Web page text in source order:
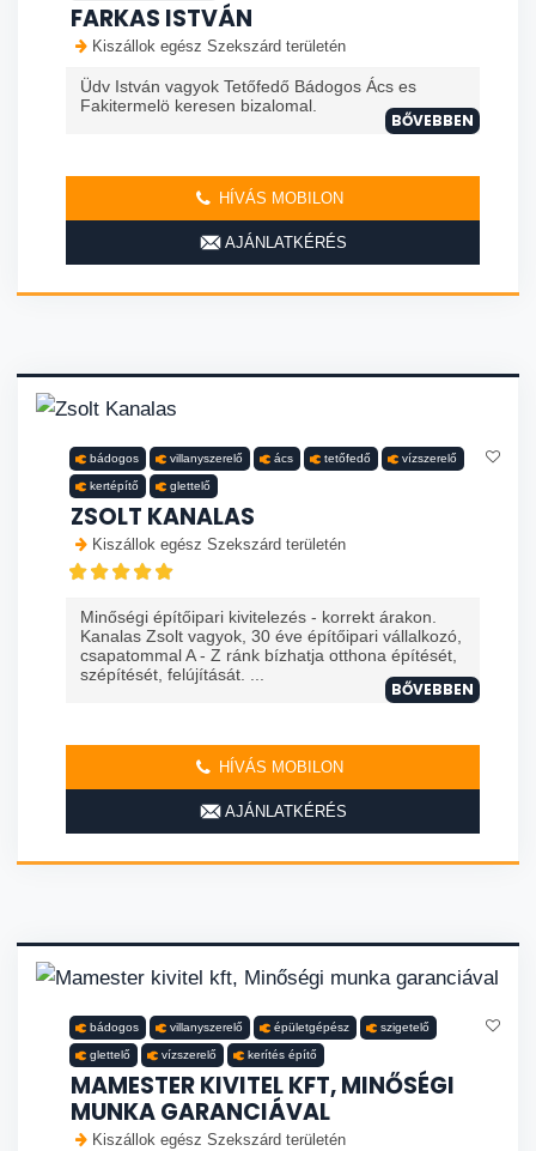
FARKAS ISTVÁN
Kiszállok egész Szekszárd területén
Üdv István vagyok Tetőfedő Bádogos Ács es
Fakitermelö keresen bizalomal.
BŐVEBBEN
HÍVÁS MOBILON
AJÁNLATKÉRÉS
bádogos villanyszerelő ács tetőfedő vízszerelő
kertépítő glettelő
ZSOLT KANALAS
Kiszállok egész Szekszárd területén
Minőségi építőipari kivitelezés - korrekt árakon.
Kanalas Zsolt vagyok, 30 éve építőipari vállalkozó,
csapatommal A - Z ránk bízhatja otthona építését,
szépítését, felújítását. ...
BŐVEBBEN
HÍVÁS MOBILON
AJÁNLATKÉRÉS
bádogos villanyszerelő épületgépész szigetelő
glettelő vízszerelő kerítés építő
MAMESTER KIVITEL KFT, MINŐSÉGI
MUNKA GARANCIÁVAL
Kiszállok egész Szekszárd területén